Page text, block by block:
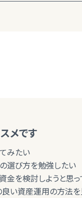
メです
みたい
選び方を勉強したい
金を検討しようと思
良い資産運用の方法